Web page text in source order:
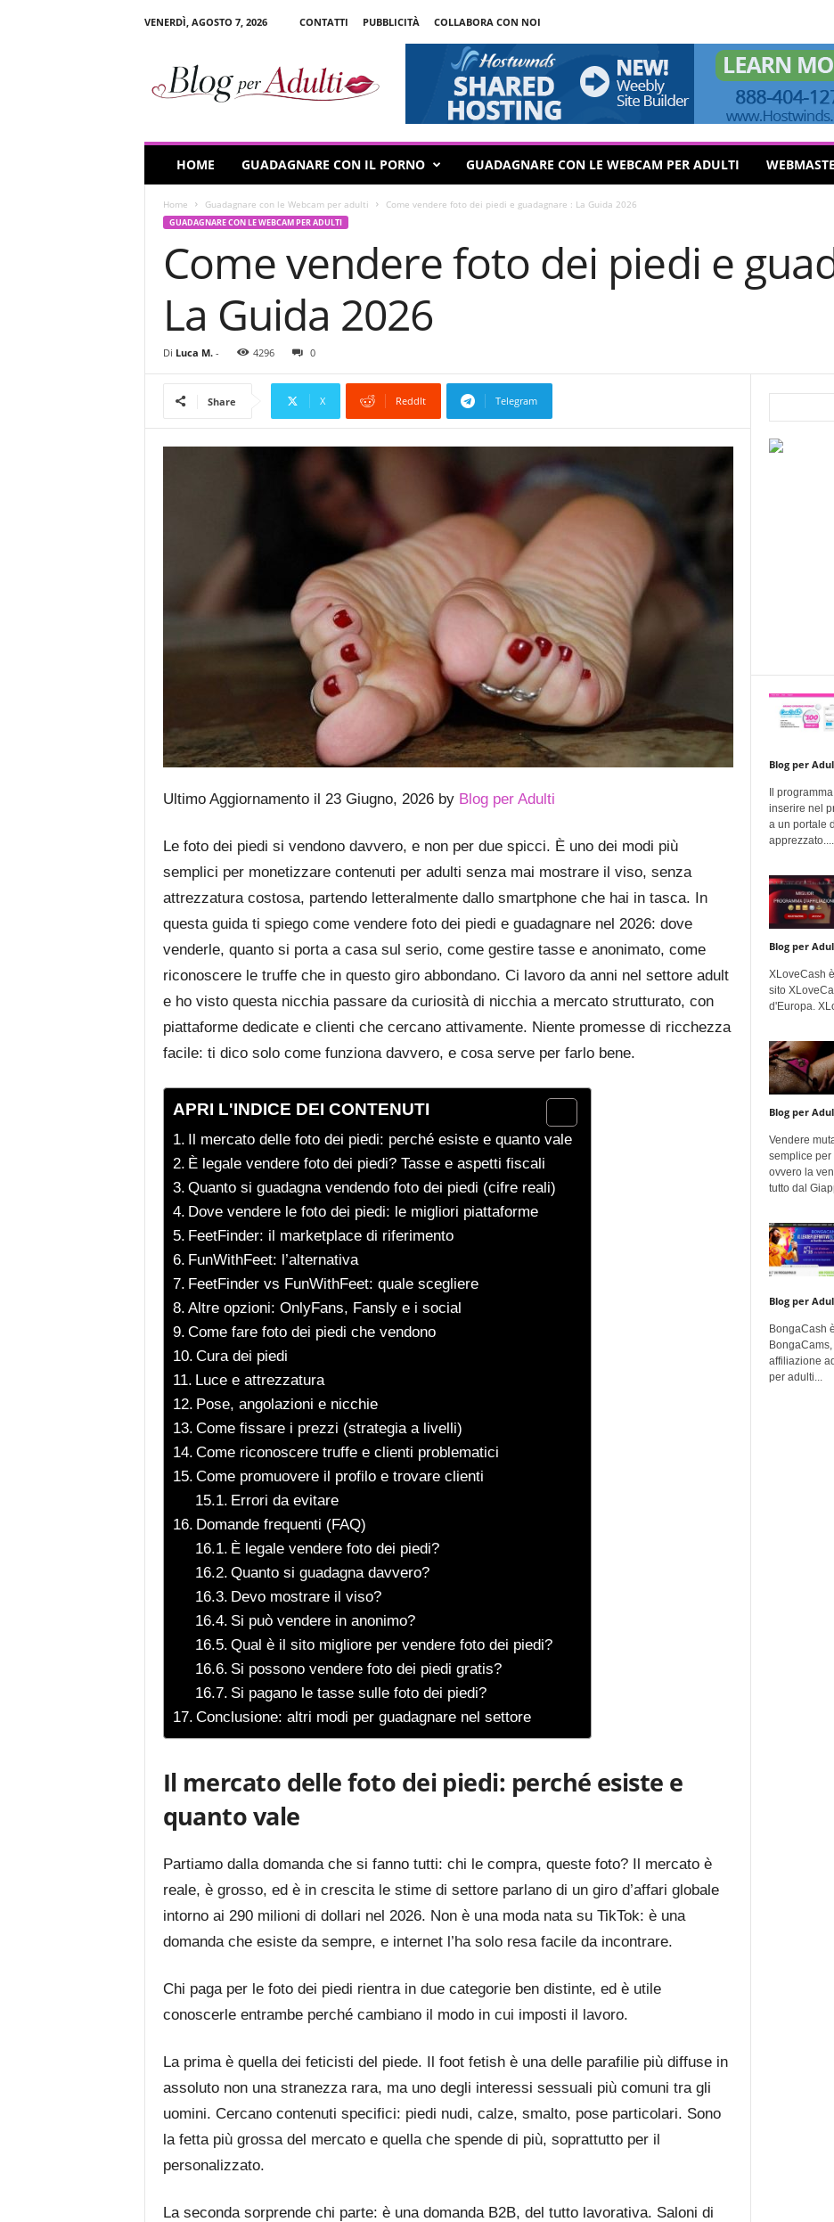
VENERDÌ, AGOSTO 7, 2026 CONTATTI PUBBLICITÀ
COLLABORA CON NOI
HOME GUADAGNARE CON IL PORNO GUADAGNARE CON LE WEBCAM PER ADULTI
Home Guadagnare con le Webcam per adulti Come vendere foto dei piedi e guadagnare : La Guida 2026
GUADAGNARE CON LE WEBCAM PER ADULTI
Come vendere foto dei piedi e
La Guida 2026
Di Luca M.- 4296 0
Share X ReddIt Telegram
Ultimo Aggiornamento il 23 Giugno, 2026 by Blog per Adulti
Le foto dei piedi si vendono davvero, e non per due spicci. È uno dei modi più
semplici per monetizzare contenuti per adulti senza mai mostrare il viso, senza
attrezzatura costosa, partendo letteralmente dallo smartphone che hai in tasca. In
questa guida ti spiego come vendere foto dei piedi e guadagnare nel 2026: dove
venderle, quanto si porta a casa sul serio, come gestire tasse e anonimato, come
riconoscere le truffe che in questo giro abbondano. Ci lavoro da anni nel settore adult
e ho visto questa nicchia passare da curiosità di nicchia a mercato strutturato, con
piattaforme dedicate e clienti che cercano attivamente. Niente promesse di ricchezza
facile: ti dico solo come funziona davvero, e cosa serve per farlo bene.
APRI L'INDICE DEI CONTENUTI
Il mercato delle foto dei piedi: perché esiste e quanto vale
È legale vendere foto dei piedi? Tasse e aspetti fiscali
Quanto si guadagna vendendo foto dei piedi (cifre reali)
Dove vendere le foto dei piedi: le migliori piattaforme
FeetFinder: il marketplace di riferimento
FunWithFeet: l’alternativa
FeetFinder vs FunWithFeet: quale scegliere
Altre opzioni: OnlyFans, Fansly e i social
Come fare foto dei piedi che vendono
Cura dei piedi
Luce e attrezzatura
Pose, angolazioni e nicchie
Come fissare i prezzi (strategia a livelli)
Come riconoscere truffe e clienti problematici
Come promuovere il profilo e trovare clienti
Errori da evitare
Domande frequenti (FAQ)
È legale vendere foto dei piedi?
Quanto si guadagna davvero?
Devo mostrare il viso?
Si può vendere in anonimo?
Qual è il sito migliore per vendere foto dei piedi?
Si possono vendere foto dei piedi gratis?
Si pagano le tasse sulle foto dei piedi?
Conclusione: altri modi per guadagnare nel settore
Il mercato delle foto dei piedi: perché esiste e
quanto vale
Partiamo dalla domanda che si fanno tutti: chi le compra, queste foto? Il mercato è
reale, è grosso, ed è in crescita le stime di settore parlano di un giro d’affari globale
intorno ai 290 milioni di dollari nel 2026. Non è una moda nata su TikTok: è una
domanda che esiste da sempre, e internet l’ha solo resa facile da incontrare.
Chi paga per le foto dei piedi rientra in due categorie ben distinte, ed è utile
conoscerle entrambe perché cambiano il modo in cui imposti il lavoro.
La prima è quella dei feticisti del piede. Il foot fetish è una delle parafilie più diffuse in
assoluto non una stranezza rara, ma uno degli interessi sessuali più comuni tra gli
uomini. Cercano contenuti specifici: piedi nudi, calze, smalto, pose particolari. Sono
la fetta più grossa del mercato e quella che spende di più, soprattutto per il
personalizzato.
La seconda sorprende chi parte: è una domanda B2B, del tutto lavorativa. Saloni di
Blog per
Il
inserire nel
a un portale
apprezzato....
Blog per
XLoveCash
sito
d'Europa.
Blog per
Vendere
semplice
ovvero la
tutto dal
Blog per
BongaCash
affiliazione
per adulti...